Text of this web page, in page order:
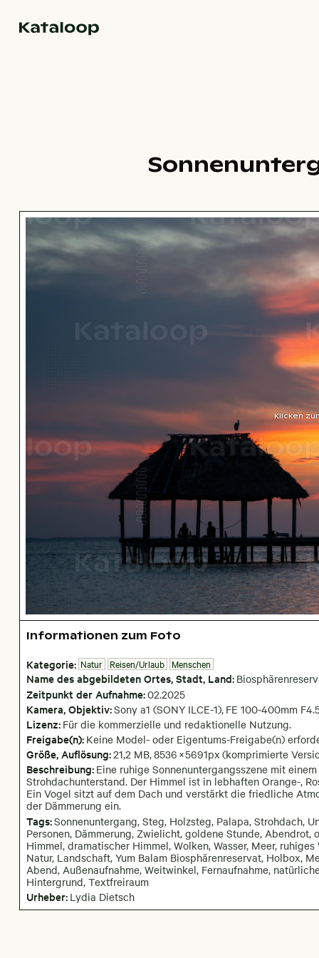
Klicken
Informationen zum Foto
Kategorie: Natur Reisen/Urlaub Menschen
Name des abgebildeten Ortes,Stadt, Land:
Zeitpunkt der Aufnahme:02.2025
Kamera, Objektiv:Sony a1 (SONY ILCE-1), FE 100-400mm
Lizenz: Für die kommerzielle und redaktionelle Nutzung.
Freigabe(n): Keine Model- oder Eigentums-Freigabe(n)
Größe, Auflösung:21,2 MB,8536 ×5691px (komprimierte
Beschreibung: Eine ruhige Sonnenuntergangsszene mit
Strohdachunterstand. Der Himmel ist in lebhaften Orange-,
Ein Vogel sitzt auf dem Dach und verstärkt die friedliche
der Dämmerung ein.
Tags:Sonnenuntergang, Steg, Holzsteg, Palapa, Strohdach,
Personen, Dämmerung, Zwielicht, goldene Stunde,
Himmel, dramatischer Himmel, Wolken, Wasser, Meer,
Natur, Landschaft, Yum Balam Biosphärenreservat, Holbox,
Abend, Außenaufnahme, Weitwinkel, Fernaufnahme,
Hintergrund, Textfreiraum
Urheber: Lydia Dietsch